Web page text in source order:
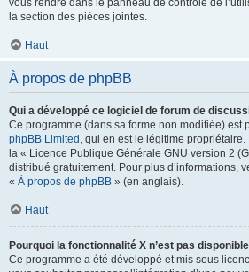
vous rendre dans le panneau de contrôle de
la section des pièces jointes.
Haut
À propos de phpBB
Qui a développé ce logiciel de forum de
Ce programme (dans sa forme non modifiée) est
phpBB Limited , qui en est le légitime
la « Licence Publique Générale GNU version 2
distribué gratuitement. Pour plus d’informations,
« À propos de phpBB » (en anglais).
Haut
Pourquoi la fonctionnalité X n’est pas
Ce programme a été développé et mis sous